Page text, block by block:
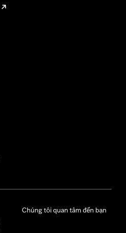
Chúng tôi quan tâm đến bạn